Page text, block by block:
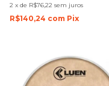
2 x de R$76,22 sem juros
R$140,24 com Pix